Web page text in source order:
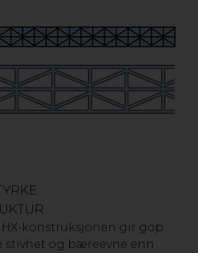
HX-konstruksjonen gir gop
stivhet og bæreevne enn